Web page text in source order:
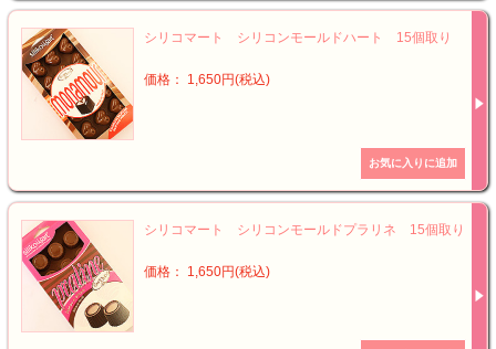
シリコマート シリコンモールドハート 15個取り
価格： 1,650円(税込)
シリコマート シリコンモールドプラリネ 15個取り
価格： 1,650円(税込)